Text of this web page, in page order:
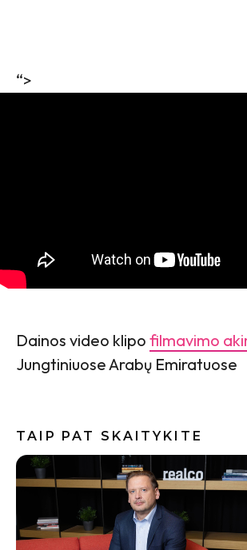
“>
Dainos video klipo filmavimo
Jungtiniuose Arabų Emiratuose
TAIP PAT SKAITYKITE